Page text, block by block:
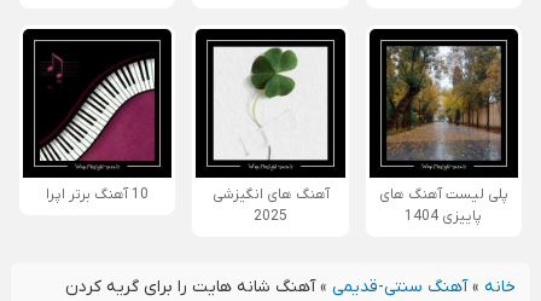
پلی لیست آهنگ های
پاییزی 1404
آهنگ های انگیزشی
2025
10 آهنگ برتر اپرا
خانه»آهنگ سنتی-قدیمی»آهنگ شانه هایت را برای گریه کردن